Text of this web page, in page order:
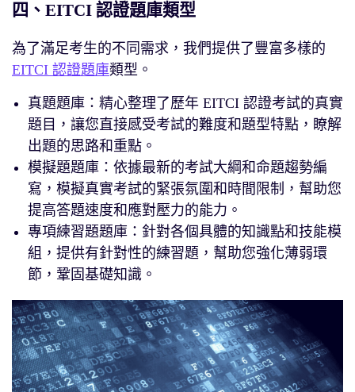
四、EITCI 認證題庫類型
為了滿足考生的不同需求，我們提供了豐富多樣的
EITCI 認證題庫類型。
真題題庫：精心整理了歷年 EITCI 認證考試的真實
題目，讓您直接感受考試的難度和題型特點，瞭解
出題的思路和重點。
模擬題題庫：依據最新的考試大綱和命題趨勢編
寫，模擬真實考試的緊張氛圍和時間限制，幫助您
提高答題速度和應對壓力的能力。
專項練習題題庫：針對各個具體的知識點和技能模
組，提供有針對性的練習題，幫助您強化薄弱環
節，鞏固基礎知識。